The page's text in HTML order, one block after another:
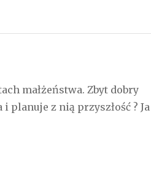
małżeństwa. Zbyt dobry
planuje z nią przyszłość ? Ja